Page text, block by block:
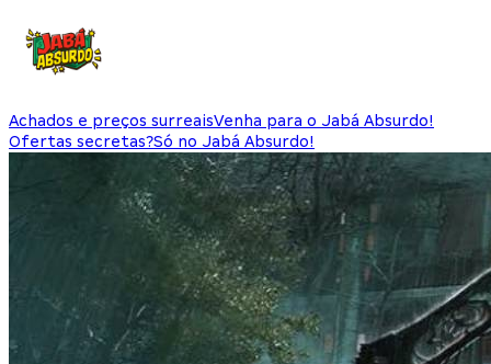
Achados e preços surreaisVenha para o Jabá Absurdo!
Ofertas secretas?Só no Jabá Absurdo!